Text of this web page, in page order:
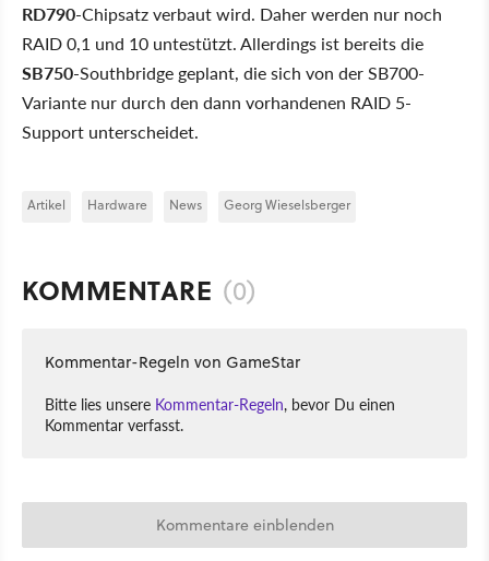
RD790-Chipsatz verbaut wird. Daher werden nur noch
RAID 0,1 und 10 untestützt. Allerdings ist bereits die
SB750-Southbridge geplant, die sich von der SB700-
Variante nur durch den dann vorhandenen RAID 5-
Support unterscheidet.
Artikel Hardware News Georg Wieselsberger
KOMMENTARE (0)
Kommentar-Regeln von GameStar
Bitte lies unsere Kommentar-Regeln, bevor Du einen
Kommentar verfasst.
Kommentare einblenden